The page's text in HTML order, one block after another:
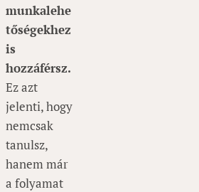
munkalehe
tőségekhez
is
hozzáférsz.
Ez azt
jelenti, hogy
nemcsak
tanulsz,
hanem már
a folyamat